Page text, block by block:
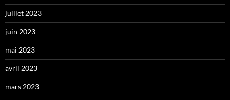
juillet 2023
juin 2023
mai 2023
avril 2023
mars 2023